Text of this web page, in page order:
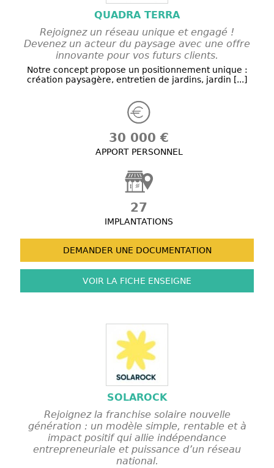
QUADRA TERRA
Rejoignez un réseau unique et engagé !
Devenez un acteur du paysage avec une offre
innovante pour vos futurs clients.
Notre concept propose un positionnement unique :
création paysagère, entretien de jardins, jardin [...]
30 000 €
APPORT PERSONNEL
27
IMPLANTATIONS
DEMANDER UNE DOCUMENTATION
VOIR LA FICHE ENSEIGNE
SOLAROCK
Rejoignez la franchise solaire nouvelle
génération : un modèle simple, rentable et à
impact positif qui allie indépendance
entrepreneuriale et puissance d’un réseau
national.